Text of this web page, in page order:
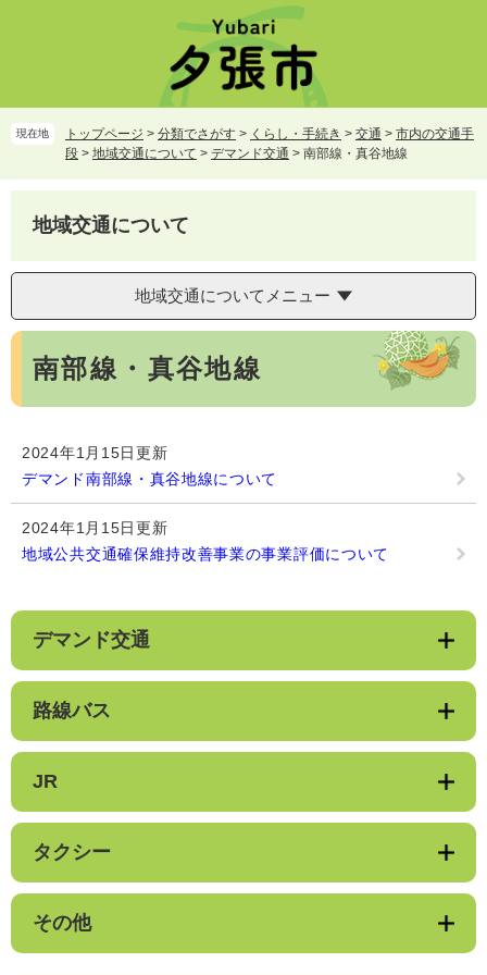
頭
で
飛
ば
て
へ
現在地 トップページ > 分類でさがす > くらし・手続き > 交通 > 市内の交通手
段 > 地域交通について > デマンド交通 > 南部線・真谷地線
地域交通について
地域交通についてメニュー
本
南部線・真谷地線
2024年1月15日更新
デマンド南部線・真谷地線について
2024年1月15日更新
地域公共交通確保維持改善事業の事業評価について
デマンド交通
路線バス
JR
タクシー
その他